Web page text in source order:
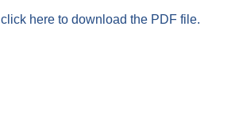
click here to download the PDF file.